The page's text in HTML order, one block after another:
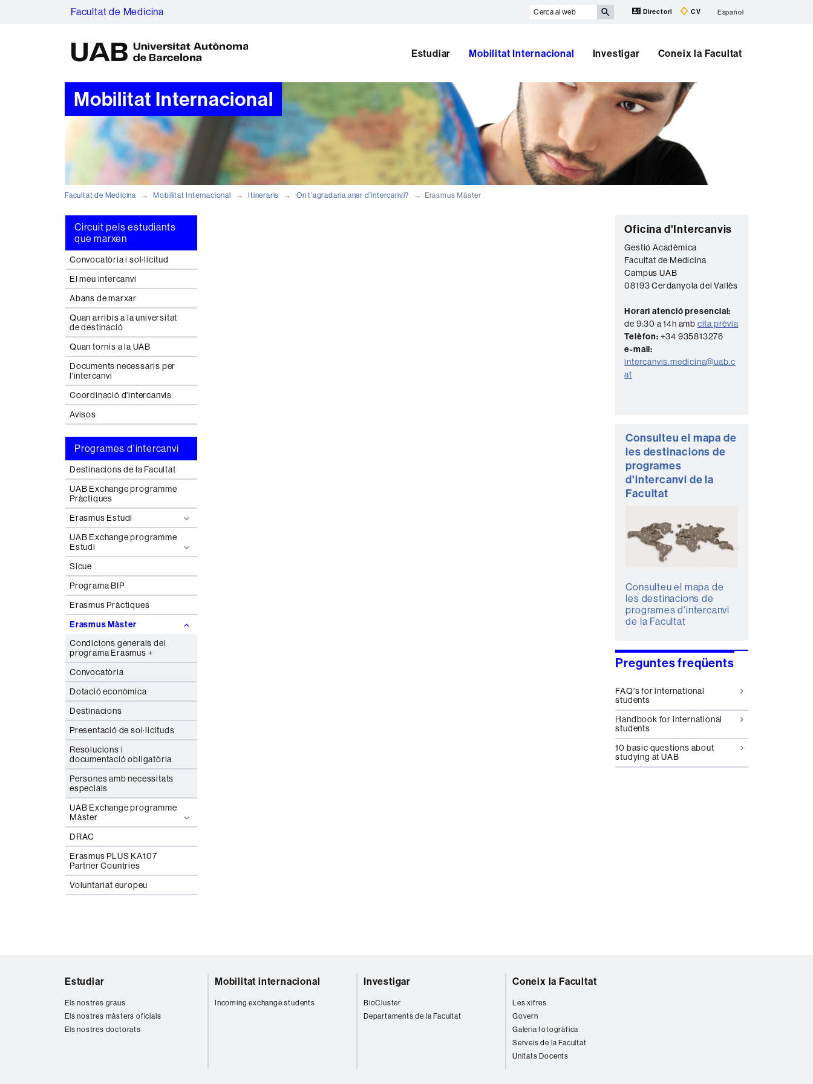
Facultat de Medicina
Cerca
Directori CV Español
B
Estudiar Mobilitat Internacional Investigar Coneix la Facultat
Mobilitat Internacional
Facultat de Medicina Mobilitat Internacional Itineraris On t'agradaria anar d'intercanvi? Erasmus Màster
Circuit pels estudiants
que marxen
Convocatòria i sol·licitud
El meu intercanvi
Abans de marxar
Quan arribis a la universitat
de destinació
Quan tornis a la UAB
Documents necessaris per
l'intercanvi
Coordinació d'intercanvis
Avisos
Programes d'intercanvi
Destinacions de la Facultat
UAB Exchange programme
Pràctiques
Erasmus Estudi
UAB Exchange programme
Estudi
Sicue
Programa BIP
Erasmus Pràctiques
Erasmus Màster
Condicions generals del
programa Erasmus +
Convocatòria
Dotació econòmica
Destinacions
Presentació de sol·licituds
Resolucions i
documentació obligatòria
Persones amb necessitats
especials
UAB Exchange programme
Màster
DRAC
Erasmus PLUS KA107
Partner Countries
Voluntariat europeu
Informació
complementària
C
o
n
t
c
t
e
Oficina d'Intercanvis
Gestió Acadèmica
Facultat de Medicina
Campus UAB
08193 Cerdanyola del Vallès
Horari atenció presencial:
de 9:30 a 14h amb cita prèvia
Telèfon: +34 935813276
e-mail:
intercanvis.medicina@uab.c
at
Consulteu el mapa de
les destinacions de
programes
d'intercanvi de la
Facultat
Consulteu el mapa de
les destinacions de
programes d'intercanvi
de la Facultat
Preguntes freqüents
FAQ's for international
students
Handbook for international
students
10 basic questions about
studying at UAB
Estudiar
Els nostres graus
Els nostres màsters oficials
Els nostres doctorats
Mobilitat internacional
Incoming exchange students
Investigar
BioCluster
Departaments de la Facultat
Coneix la Facultat
Les xifres
Govern
Galeria fotogràfica
Serveis de la Facultat
Unitats Docents